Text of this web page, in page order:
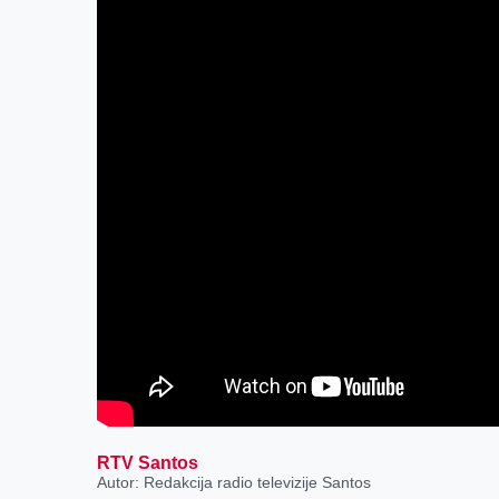
RTV Santos
Autor: Redakcija radio televizije Santos